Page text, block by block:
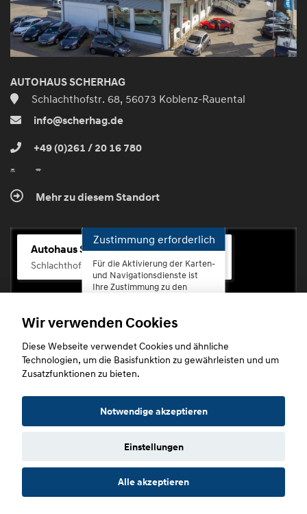
AUTOHAUS SCHERHAG
Schlachthofstr. 68, 56073 Koblenz-Rauental
info@scherhag.de
+49 (0)261 / 20 16 780
Mehr zu diesem Standort
Autohaus Scherhag
Schlachthofstr. 68, 56073 Koblenz-Rauental
Zustimmung erforderlich
Für die Aktivierung der Karten-
und Navigationsdienste ist
Ihre Zustimmung zu den
erforderlich.
Zustimmen
Copyright © 2026. Autohaus Scherhag
Datenschutz Impressum
Wir verwenden Cookies
Diese Webseite verwendet Cookies und ähnliche
Technologien, um die Basisfunktion zu gewährleisten und um
Zusatzfunktionen zu bieten.
Notwendige akzeptieren
Einstellungen
Alle akzeptieren